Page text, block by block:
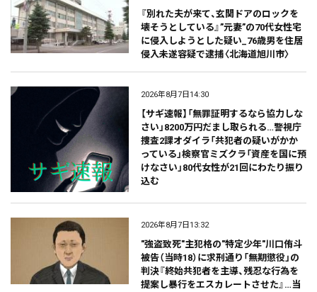
『別れた夫が来て、玄関ドアのロックを
壊そうとしている』”元妻”の70代女性宅
に侵入しようとした疑い_76歳男を住居
侵入未遂容疑で逮捕〈北海道旭川市〉
2026年8月7日14:30
【サギ速報】「無罪証明するなら協力しな
さい」8200万円だまし取られる…警視庁
捜査2課オダイラ「共犯者の疑いがかか
っている」検察官ミズクラ「資産を国に預
けなさい」80代女性が21回にわたり振り
込む
2026年8月7日13:32
"強盗致死"主犯格の"特定少年"川口侑斗
被告（当時18）に求刑通り「無期懲役」の
判決『終始共犯者を主導、残忍な行為を
提案し暴行をエスカレートさせた』…当